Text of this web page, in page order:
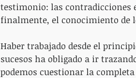
testimonio: las contradicciones
finalmente, el conocimiento de
Haber trabajado desde el
sucesos ha obligado a ir
podemos cuestionar la